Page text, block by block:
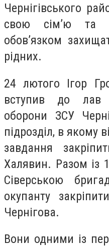
Чернігівського
свою сім’ю та
обов’язком
рідних.
24 лютого Ігор
вступив до лав
оборони ЗСУ
підрозділ, в якому
завдання
Халявин. Разом із
Сіверською
окупанту
Чернігова.
Вони одними із